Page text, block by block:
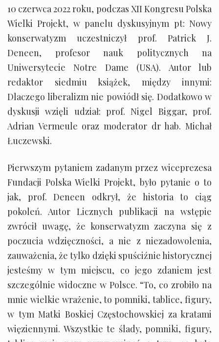
10 czerwca 2022 roku, podczas XII Kongresu Polska
Wielki Projekt, w panelu dyskusyjnym pt: Nowy
konserwatyzm uczestniczył prof. Patrick J.
Deneen, profesor nauk politycznych na
Uniwersytecie Notre Dame (USA). Autor lub
redaktor siedmiu książek, między innymi:
Dlaczego liberalizm nie powiódł się. Dodatkowo w
dyskusji wzięli udział: prof. Nigel Biggar, prof.
Adrian Vermeule oraz moderator dr hab. Michał
Łuczewski.
Pierwszym pytaniem zadanym przez wiceprezesa
Fundacji Polska Wielki Projekt, było pytanie o to
jak, prof. Deneen odkrył, że historia to ciąg
pokoleń. Autor Licznych publikacji na wstępie
zwrócił uwagę, że konserwatyzm zaczyna się z
poczucia wdzięczności, a nie z niezadowolenia,
zauważenia, że tylko dzięki spuściźnie historycznej
jesteśmy w tym miejscu, co jego zdaniem jest
szczególnie widoczne w Polsce. “To, co zrobiło na
mnie wielkie wrażenie, to pomniki, tablice, figury,
w tym Matki Boskiej Częstochowskiej za kratami
więziennymi. Wszystkie te ślady, pomniki, figury,